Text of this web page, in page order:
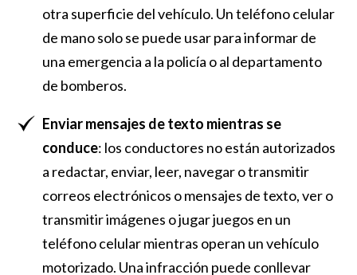
otra superficie del vehículo. Un teléfono celular
de mano solo se puede usar para informar de
una emergencia a la policía o al departamento
de bomberos.
Enviar mensajes de texto mientras se
conduce: los conductores no están autorizados
a redactar, enviar, leer, navegar o transmitir
correos electrónicos o mensajes de texto, ver o
transmitir imágenes o jugar juegos en un
teléfono celular mientras operan un vehículo
motorizado. Una infracción puede conllevar